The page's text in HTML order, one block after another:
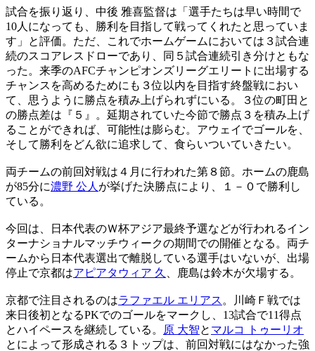
試合を振り返り、中後 雅喜監督は「選手たちは早い時間で
10人になっても、勝利を目指して戦ってくれたと思っていま
す」と評価。ただ、これでホームゲームにおいては３試合連
続のスコアレスドローであり、同５試合連続引き分けともな
った。来季のAFCチャンピオンズリーグエリートに出場する
チャンスを高めるためにも３位以内を目指す終盤戦におい
て、思うように勝点を積み上げられずにいる。３位の町田と
の勝点差は『５』。延期されていた今節で勝点３を積み上げ
ることができれば、可能性は膨らむ。アウェイでゴールを、
そして勝利をどん欲に追求して、食らいついていきたい。
両チームの前回対戦は４月に行われた第８節。ホームの鹿島
が85分に濃野 公人 が挙げた決勝点により、１－０で勝利し
ている。
今回は、日本代表のＷ杯アジア最終予選などが行われるイン
ターナショナルマッチウィークの期間での開催となる。両チ
ームから日本代表選出で離脱している選手はいないが、出場
停止で京都はアピアタウィア 久 、鹿島は鈴木が欠場する。
京都で注目されるのはラファエル エリアス 。川崎Ｆ戦では
来日後初となるPKでのゴールをマークし、13試合で11得点
とハイペースを継続している。
原 大智と マルコ トゥーリオ
とによって形成される３トップは、前回対戦にはなかった強